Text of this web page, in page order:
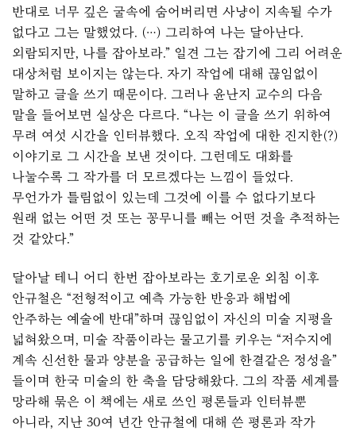
반대로 너무 깊은 굴속에 숨어버리면 사냥이 지속될 수가
없다고 그는 말했었다. (…) 그리하여 나는 달아난다.
외람되지만, 나를 잡아보라.” 일견 그는 잡기에 그리 어려운
대상처럼 보이지는 않는다. 자기 작업에 대해 끊임없이
말하고 글을 쓰기 때문이다. 그러나 윤난지 교수의 다음
말을 들어보면 실상은 다르다. “나는 이 글을 쓰기 위하여
무려 여섯 시간을 인터뷰했다. 오직 작업에 대한 진지한(?)
이야기로 그 시간을 보낸 것이다. 그런데도 대화를
나눌수록 그 작가를 더 모르겠다는 느낌이 들었다.
무언가가 틀림없이 있는데 그것에 이를 수 없다기보다
원래 없는 어떤 것 또는 꽁무니를 빼는 어떤 것을 추적하는
것 같았다.”
달아날 테니 어디 한번 잡아보라는 호기로운 외침 이후
안규철은 “전형적이고 예측 가능한 반응과 해법에
안주하는 예술에 반대”하며 끊임없이 자신의 미술 지평을
넓혀왔으며, 미술 작품이라는 물고기를 키우는 “저수지에
계속 신선한 물과 양분을 공급하는 일에 한결같은 정성을”
들이며 한국 미술의 한 축을 담당해왔다. 그의 작품 세계를
망라해 묶은 이 책에는 새로 쓰인 평론들과 인터뷰뿐
아니라, 지난 30여 년간 안규철에 대해 쓴 평론과 작가